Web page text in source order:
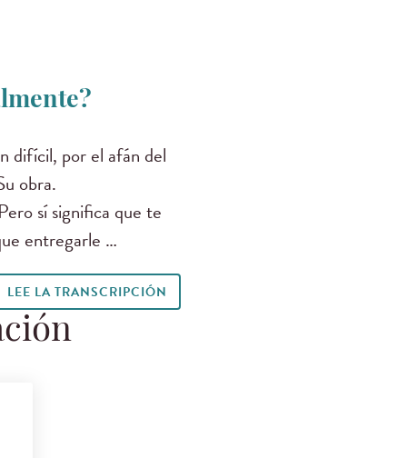
difícil, por el afán del
obra.
sí significa que te
entregarle …
LEE LA TRANSCRIPCIÓN